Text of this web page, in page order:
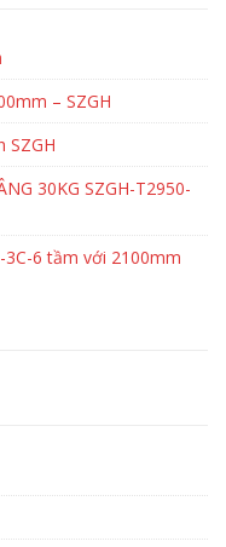
– SZGH
SZGH
30KG SZGH-T2950-
3C-6 tầm với 2100mm